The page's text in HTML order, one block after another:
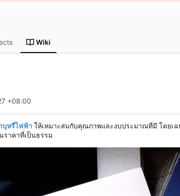
Wiki
+08:00
บุหรี่ไฟฟ้า ให้เหมาะสมกับคุณภาพและงบประมาณที่มี โดยเฉ
าคาที่เป็นธรรม